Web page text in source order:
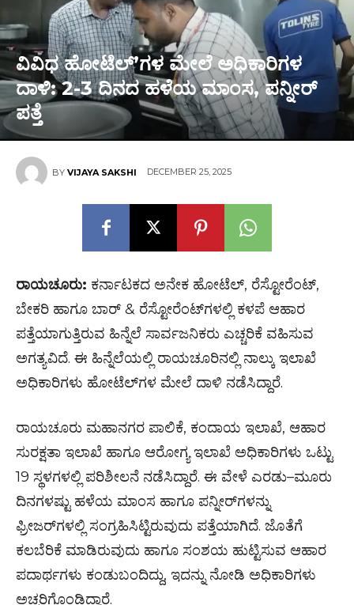
ವಿವಿಧ ಹೋಟೆಲ್‌ʼಗಳ ಮೇಲೆ ಅಧಿಕಾರಿಗಳ
ದಾಳಿ: 2-3 ದಿನದ ಹಳೆಯ ಮಾಂಸ, ಪನ್ನೀರ್
ಪತ್ತೆ
BY VIJAYA SAKSHI DECEMBER 25, 2025
ರಾಯಚೂರು: ಕರ್ನಾಟಕದ ಅನೇಕ ಹೋಟೆಲ್‌, ರೆಸ್ಟೋರೆಂಟ್‌,
ಬೇಕರಿ ಹಾಗೂ ಬಾರ್‌ & ರೆಸ್ಟೋರೆಂಟ್‌ಗಳಲ್ಲಿ ಕಳಪೆ ಆಹಾರ
ಪತ್ತೆಯಾಗುತ್ತಿರುವ ಹಿನ್ನೆಲೆ ಸಾರ್ವಜನಿಕರು ಎಚ್ಚರಿಕೆ ವಹಿಸುವ
ಅಗತ್ಯವಿದೆ. ಈ ಹಿನ್ನೆಲೆಯಲ್ಲಿ ರಾಯಚೂರಿನಲ್ಲಿ ನಾಲ್ಕು ಇಲಾಖೆ
ಅಧಿಕಾರಿಗಳು ಹೋಟೆಲ್‌ಗಳ ಮೇಲೆ ದಾಳಿ ನಡೆಸಿದ್ದಾರೆ.
ರಾಯಚೂರು ಮಹಾನಗರ ಪಾಲಿಕೆ, ಕಂದಾಯ ಇಲಾಖೆ, ಆಹಾರ
ಸುರಕ್ಷತಾ ಇಲಾಖೆ ಹಾಗೂ ಆರೋಗ್ಯ ಇಲಾಖೆ ಅಧಿಕಾರಿಗಳು ಒಟ್ಟು
19 ಸ್ಥಳಗಳಲ್ಲಿ ಪರಿಶೀಲನೆ ನಡೆಸಿದ್ದಾರೆ. ಈ ವೇಳೆ ಎರಡು–ಮೂರು
ದಿನಗಳಷ್ಟು ಹಳೆಯ ಮಾಂಸ ಹಾಗೂ ಪನ್ನೀರ್‌ಗಳನ್ನು
ಫ್ರೀಜರ್‌ಗಳಲ್ಲಿ ಸಂಗ್ರಹಿಸಿಟ್ಟಿರುವುದು ಪತ್ತೆಯಾಗಿದೆ. ಜೊತೆಗೆ
ಕಲಬೆರಿಕೆ ಮಾಡಿರುವುದು ಹಾಗೂ ಸಂಶಯ ಹುಟ್ಟಿಸುವ ಆಹಾರ
ಪದಾರ್ಥಗಳು ಕಂಡುಬಂದಿದ್ದು, ಇದನ್ನು ನೋಡಿ ಅಧಿಕಾರಿಗಳು
ಅಚ್ಚರಿಗೊಂಡಿದ್ದಾರೆ.